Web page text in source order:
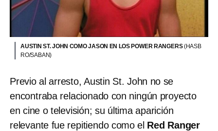
AUSTIN ST. JOHN COMO JASON EN LOS POWER RANGERS(HASB
RO/SABAN)
Previo al arresto, Austin St. John no se
encontraba relacionado con ningún proyecto
en cine o televisión; su última aparición
relevante fue repitiendo como el Red Ranger